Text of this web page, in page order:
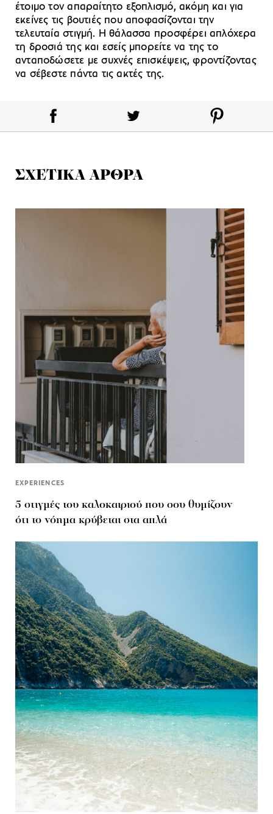
έτοιμο τον απαραίτητο εξοπλισμό, ακόμη και για
εκείνες τις βουτιές που αποφασίζονται την
τελευταία στιγμή. Η θάλασσα προσφέρει απλόχερα
τη δροσιά της και εσείς μπορείτε να της το
ανταποδώσετε με συχνές επισκέψεις, φροντίζοντας
να σέβεστε πάντα τις ακτές της.
ΣΧΕΤΙΚΑ ΑΡΘΡΑ
EXPERIENCES
5 στιγμές του καλοκαιριού που σου θυμίζουν
ότι το νόημα κρύβεται στα απλά